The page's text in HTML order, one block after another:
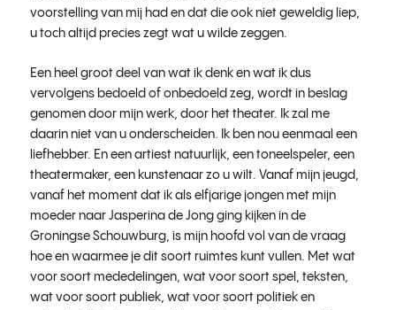
voorstelling van mij had en dat die ook niet geweldig liep,
u toch altijd precies zegt wat u wilde zeggen.
Een heel groot deel van wat ik denk en wat ik dus
vervolgens bedoeld of onbedoeld zeg, wordt in beslag
genomen door mijn werk, door het theater. Ik zal me
daarin niet van u onderscheiden. Ik ben nou eenmaal een
liefhebber. En een artiest natuurlijk, een toneelspeler, een
theatermaker, een kunstenaar zo u wilt. Vanaf mijn jeugd,
vanaf het moment dat ik als elfjarige jongen met mijn
moeder naar Jasperina de Jong ging kijken in de
Groningse Schouwburg, is mijn hoofd vol van de vraag
hoe en waarmee je dit soort ruimtes kunt vullen. Met wat
voor soort mededelingen, wat voor soort spel, teksten,
wat voor soort publiek, wat voor soort politiek en